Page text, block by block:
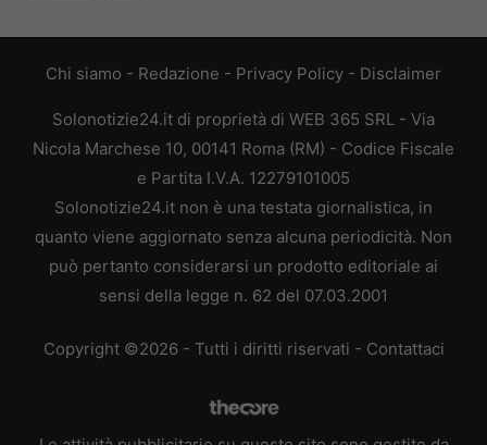
Chi siamo - Redazione - Privacy Policy - Disclaimer
Solonotizie24.it di proprietà di WEB 365 SRL - Via
Nicola Marchese 10, 00141 Roma (RM) - Codice Fiscale
e Partita I.V.A. 12279101005
Solonotizie24.it non è una testata giornalistica, in
quanto viene aggiornato senza alcuna periodicità. Non
può pertanto considerarsi un prodotto editoriale ai
sensi della legge n. 62 del 07.03.2001
Copyright ©2026 - Tutti i diritti riservati - Contattaci